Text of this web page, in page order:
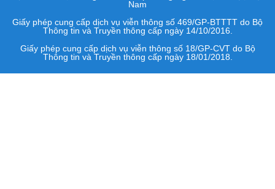
Nam
Giấy phép cung cấp dịch vụ viễn thông số 469/GP-BTTTT do Bộ
Thông tin và Truyền thông cấp ngày 14/10/2016.
Giấy phép cung cấp dịch vụ viễn thông số 18/GP-CVT do Bộ
Thông tin và Truyền thông cấp ngày 18/01/2018.